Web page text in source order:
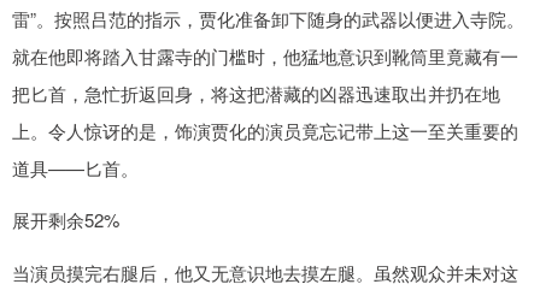
雷”。按照吕范的指示，贾化准备卸下随身的武器以便进入寺院。
就在他即将踏入甘露寺的门槛时，他猛地意识到靴筒里竟藏有一
把匕首，急忙折返回身，将这把潜藏的凶器迅速取出并扔在地
上。令人惊讶的是，饰演贾化的演员竟忘记带上这一至关重要的
道具——匕首。
展开剩余52%
当演员摸完右腿后，他又无意识地去摸左腿。虽然观众并未对这